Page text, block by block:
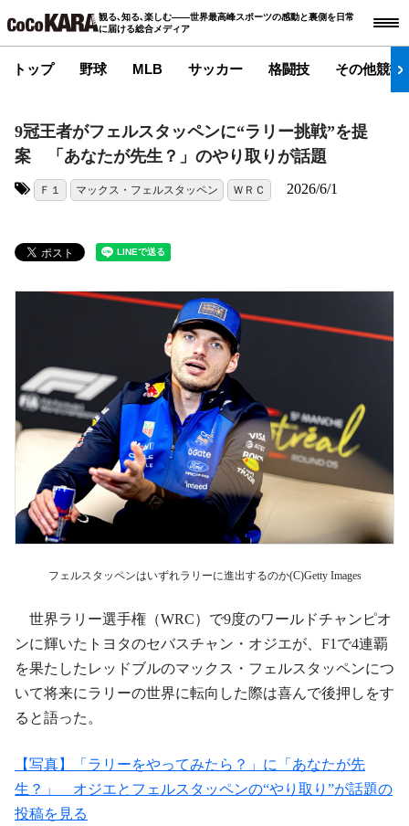
観る､知る､楽しむ――世界最高峰スポーツの感動と裏側を日常
に届ける総合メディア
トップ 野球 MLB サッカー 格闘技 その他競技
9冠王者がフェルスタッペンに“ラリー挑戦”を提
案 「あなたが先生？」のやり取りが話題
Ｆ１ マックス・フェルスタッペン ＷＲＣ 2026/6/1
フェルスタッペンはいずれラリーに進出するのか(C)Getty Images
世界ラリー選手権（WRC）で9度のワールドチャンピオ
ンに輝いたトヨタのセバスチャン・オジエが、F1で4連覇
を果たしたレッドブルのマックス・フェルスタッペンにつ
いて将来にラリーの世界に転向した際は喜んで後押しをす
ると語った。
【写真】「ラリーをやってみたら？」に「あなたが先
生？」 オジエとフェルスタッペンの“やり取り”が話題の
投稿を見る